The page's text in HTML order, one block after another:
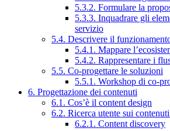
5.3.2. Formulare la
5.3.3. Inquadrare gli
servizio
5.4. Descrivere il
5.4.1. Mappare
5.4.2. Rappresentare i
5.5. Co-progettare le soluzioni
5.5.1. Workshop di co-
6. Progettazione dei contenuti
6.1. Cos’è il content design
6.2. Ricerca utente sui
6.2.1. Content discovery